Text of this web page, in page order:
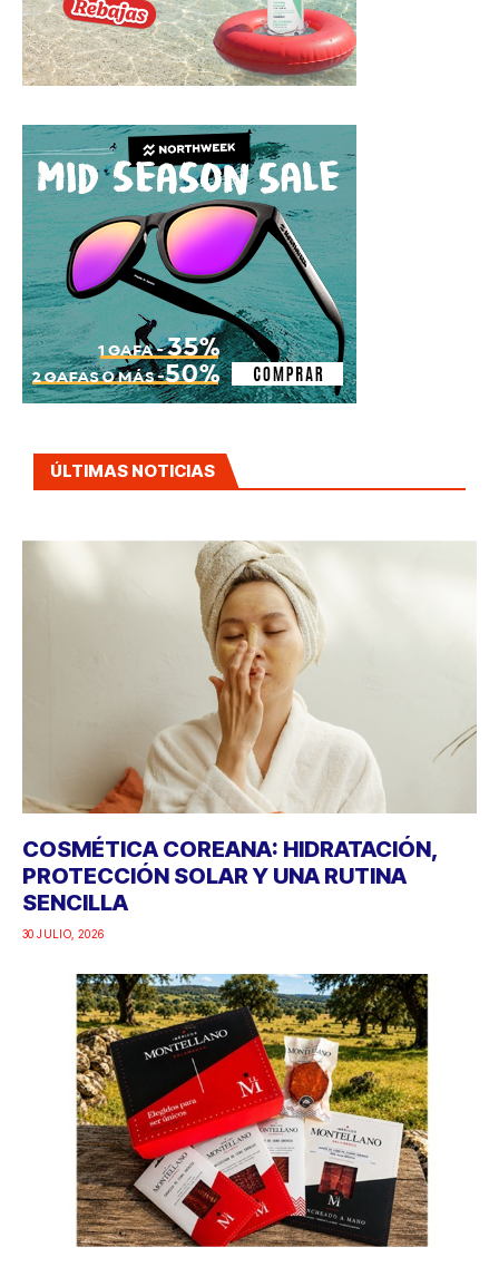
ÚLTIMAS NOTICIAS
COSMÉTICA COREANA: HIDRATACIÓN,
PROTECCIÓN SOLAR Y UNA RUTINA
SENCILLA
30 JULIO, 2026